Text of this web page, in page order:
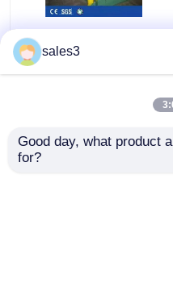
Forward Out
Hydraulische metalen
balenpers Machine
sales3
Good day, what product
for?